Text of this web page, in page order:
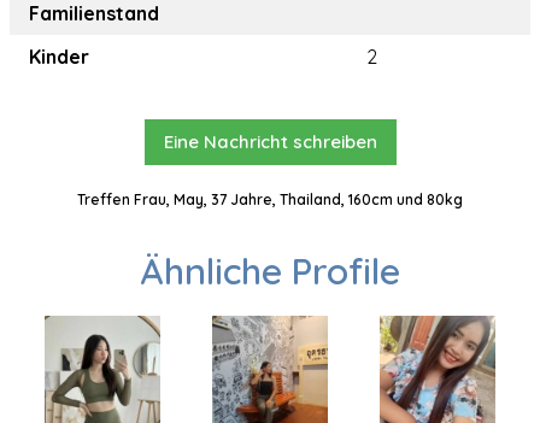
Familienstand
Kinder
2
Eine Nachricht schreiben
Treffen Frau, May, 37 Jahre, Thailand, 160cm und 80kg
Ähnliche Profile